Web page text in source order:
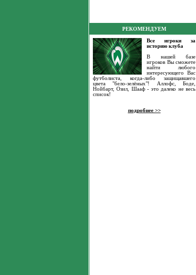
РЕКОМЕНДУЕМ
Все игроки за
историю клуба
В нашей базе
игроков Вы сможете
найти любого
интересующего Вас
футболиста, когда-либо защищавшего
цвета "бело-зелёных"! Аллофс, Боде,
Нойбарт, Озил, Шааф - это далеко не весь
список!
подробнее >>